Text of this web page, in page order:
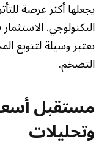
يجعلها أكثر عرضة
التكنولوجي.
يعتبر وسيلة لتنويع
التضخم.
مستقبل
وتحليلات